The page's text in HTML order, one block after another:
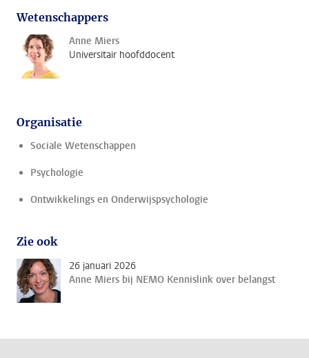
Wetenschappers
Anne Miers
Universitair hoofddocent
Organisatie
Sociale Wetenschappen
Psychologie
Ontwikkelings en Onderwijspsychologie
Zie ook
26 januari 2026
Anne Miers bij NEMO Kennislink over belangst